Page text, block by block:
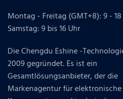
Montag - Freitag (GMT+8): 9 -
Samstag: 9 bis 16 Uhr
Die Chengdu Eshine -
2009 gegründet. Es ist ein
Gesamtlösungsanbieter, der die
Markenagentur für elektronische